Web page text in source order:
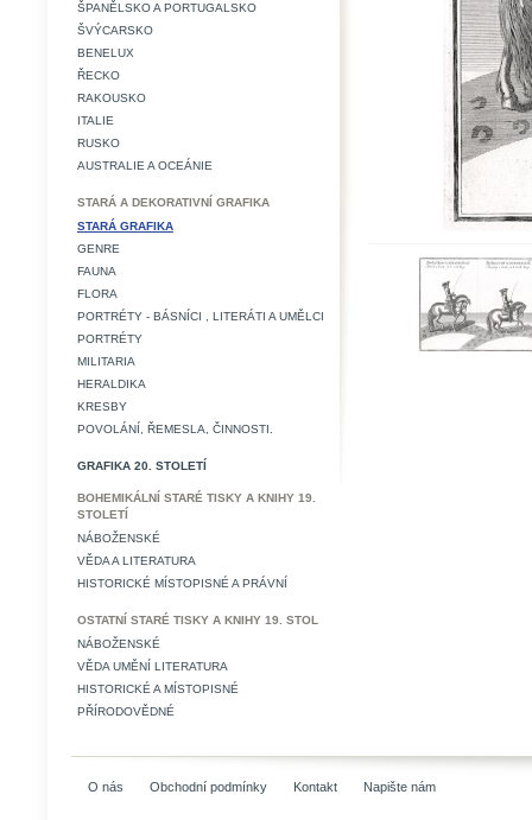
ŠPANĚLSKO A PORTUGALSKO
ŠVÝCARSKO
BENELUX
ŘECKO
RAKOUSKO
ITALIE
RUSKO
AUSTRALIE A OCEÁNIE
STARÁ A DEKORATIVNÍ GRAFIKA
STARÁ GRAFIKA
GENRE
FAUNA
FLORA
PORTRÉTY - BÁSNÍCI , LITERÁTI A UMĚLCI
PORTRÉTY
MILITARIA
HERALDIKA
KRESBY
POVOLÁNÍ, ŘEMESLA, ČINNOSTI.
GRAFIKA 20. STOLETÍ
BOHEMIKÁLNÍ STARÉ TISKY A KNIHY 19.
STOLETÍ
NÁBOŽENSKÉ
VĚDA A LITERATURA
HISTORICKÉ MÍSTOPISNÉ A PRÁVNÍ
OSTATNÍ STARÉ TISKY A KNIHY 19. STOL
NÁBOŽENSKÉ
VĚDA UMĚNÍ LITERATURA
HISTORICKÉ A MÍSTOPISNÉ
PŘÍRODOVĚDNÉ
O nás Obchodní podmínky Kontakt Napište nám